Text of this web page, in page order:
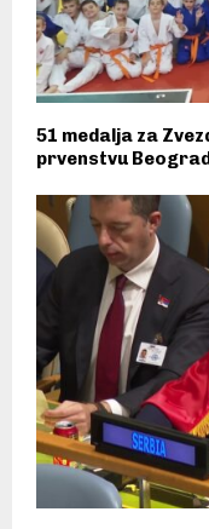
51 medalja za
prvenstvu